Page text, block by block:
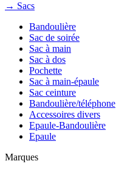
→ Sacs
Bandoulière
Sac de soirée
Sac à main
Sac à dos
Pochette
Sac à main-épaule
Sac ceinture
Bandoulière/téléphone
Accessoires divers
Epaule-Bandoulière
Epaule
Marques